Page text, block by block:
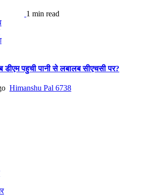
1 min read
पहुची पानी से लबालब सीएचसी पर?
Himanshu Pal 6738